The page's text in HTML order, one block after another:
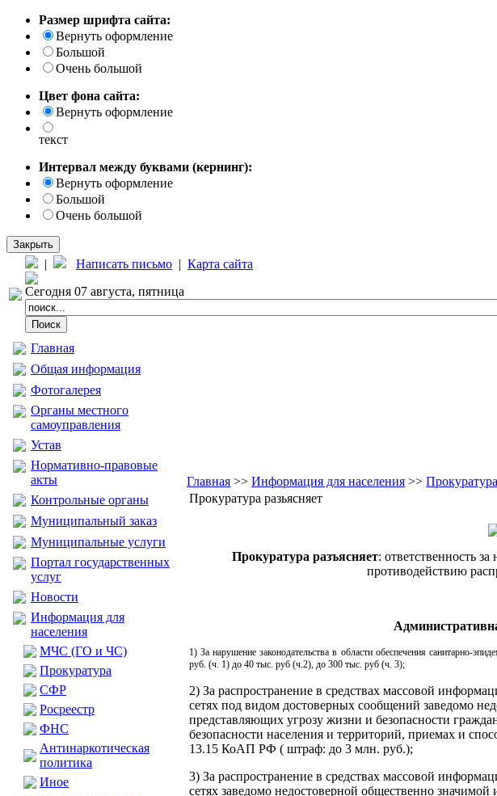
Размер шрифта сайта:
Вернуть оформление
Большой
Очень большой
Цвет фона сайта:
Вернуть оформление
текст
Интервал между буквами (кернинг):
Вернуть оформление
Большой
Очень большой
Закрыть
| Написать письмо | Карта сайта
Сегодня 07 августа, пятница
Главная
Общая информация
Фотогалерея
Органы местного
самоуправления
Устав
Нормативно-правовые
акты
Контрольные органы
Муниципальный заказ
Муниципальные услуги
Портал государственных
услуг
Новости
Информация для
населения
МЧС (ГО и ЧС)
Прокуратура
CФР
Росреестр
ФНС
Антинаркотическая
политика
Иное
Главная >> Информация для населения >> Прокуратура
Прокуратура разьясняет
Прокуратура разъясняет: ответственность
противодействию
1)За нарушение законодательства в области обеспечения санитарно-
руб. (ч. 1) до 40 тыс. руб (ч.2), до 300 тыс. руб (ч. 3);
2) За распространение в средствах массовой
сетях под видом достоверных сообщений заведомо
представляющих угрозу жизни и безопасности
безопасности населения и территорий, приемах и
13.15 КоАП РФ ( штраф: до 3 млн. руб.);
3) За распространение в средствах массовой
сетях заведомо недостоверной общественно